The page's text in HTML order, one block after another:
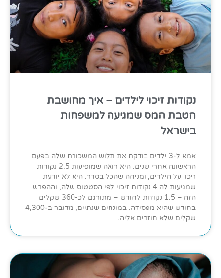
נקודות זיכוי לילדים – איך מחושבת
הטבת המס שמגיעה למשפחות
בישראל
אמא ל-3 ילדים בודקת את תלוש המשכורת שלה בפעם
הראשונה אחרי שנים. היא רואה שמופיעות 2.5 נקודות
זיכוי על הילדים, ומניחה שהכל בסדר. היא לא יודעת
שמגיעות לה 4 נקודות זיכוי לפי הסטטוס שלה, וההפרש
הזה – 1.5 נקודות לחודש – מתורגם לכ-360 שקלים
בחודש שהיא מפסידה. במונחים שנתיים, מדובר ב-4,300
שקלים שלא חוזרים אליה.